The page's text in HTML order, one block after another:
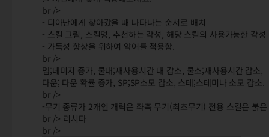
br />
- 디아난에게 찾아갔을 때 나타나는 순서로 배치
- 스킬 그림, 스킬명, 추천하는 각성, 해당 스킬의 사용가능한 각성
- 가독성 향상을 위하여 약어를 적용함.
br />
뎀;데미지 증가, 쿨대;재사용시간 대 감소, 쿨소;재사용시간 감소,
다운; 다운 확률 증가, SP;SP소모 감소, 스테;스테미나 소모 감소.
br />
-무기 종류가 2개인 캐릭은 좌측 무기(최초무기) 전용 스킬은 붉
br /> 리시타
br />